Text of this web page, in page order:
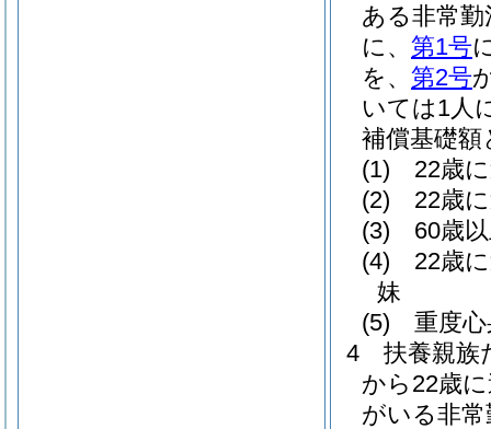
ある非常
に、 第1号
を、 第2号
いては1人
補償基礎額
(1)
22歳
(2)
22歳
(3)
60歳
(4)
22歳
妹
(5)
重度
4
扶養親族
から22歳
がいる非